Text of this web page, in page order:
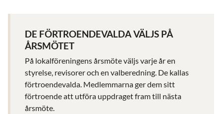
DE FÖRTROENDEVALDA VÄLJS PÅ
ÅRSMÖTET
På lokalföreningens årsmöte väljs varje år en
styrelse, revisorer och en valberedning. De kallas
förtroendevalda. Medlemmarna ger dem sitt
förtroende att utföra uppdraget fram till nästa
årsmöte.